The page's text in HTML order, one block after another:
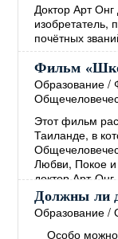
Доктор Арт
изобретатель,
почётных
является
мире школы
которое
Онг Джумсаи
жизни школы и
Фильм
Образование /
Этот фильм
Таиланде, в
Любви, Покое
доктор Арт-
политиком и
является
20 лет. Вся
Должны ли
Образование /
Особо можно